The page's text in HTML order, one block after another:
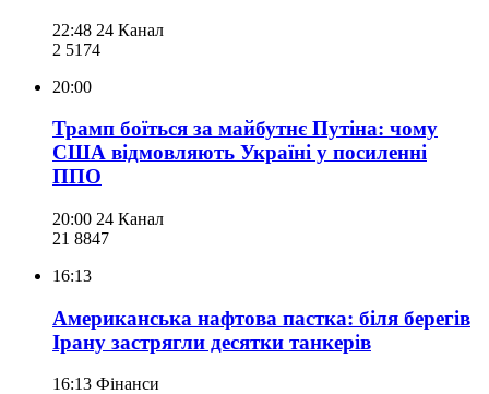
22:48 24 Канал
2 5174
20:00
Трамп боїться за майбутнє Путіна: чому
США відмовляють Україні у посиленні
ППО
20:00 24 Канал
21 8847
16:13
Американська нафтова пастка: біля берегів
Ірану застрягли десятки танкерів
16:13 Фінанси